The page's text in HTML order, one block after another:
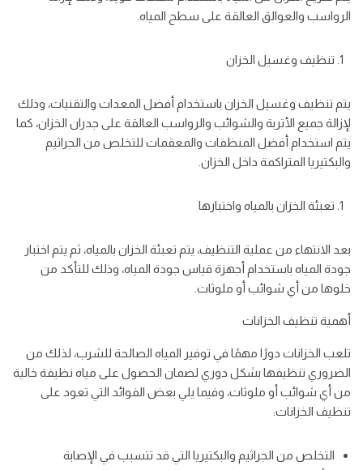
الرواسب والعوالق العالقة على سطح المياه.
تنظيف وغسيل الخزان
يتم تنظيف وغسيل الخزان باستخدام أفضل المعدات والتقنيات، وذلك
لإزالة جميع الأتربة والشوائب والرواسب العالقة على جدران الخزان، كما
يتم استخدام أفضل المنظفات والمعقمات للتخلص من الجراثيم
والبكتيريا المتراكمة داخل الخزان.
تعبئة الخزان بالمياه واختبارها
بعد الانتهاء من عملية التنظيف، يتم تعبئة الخزان بالمياه، ثم يتم اختبار
جودة المياه باستخدام أجهزة قياس جودة المياه، وذلك للتأكد من
خلوها من أي شوائب أو ملوثات.
أهمية تنظيف الخزانات
تلعب الخزانات دورًا مهمًا في توفير المياه الصالحة للشرب، لذلك من
الضروري تنظيفها بشكل دوري لضمان الحصول على مياه نظيفة خالية
من أي شوائب أو ملوثات، وفيما يلي بعض الفوائد التي تعود على
تنظيف الخزانات:
التخلص من الجراثيم والبكتيريا التي قد تتسبب في الإصابة